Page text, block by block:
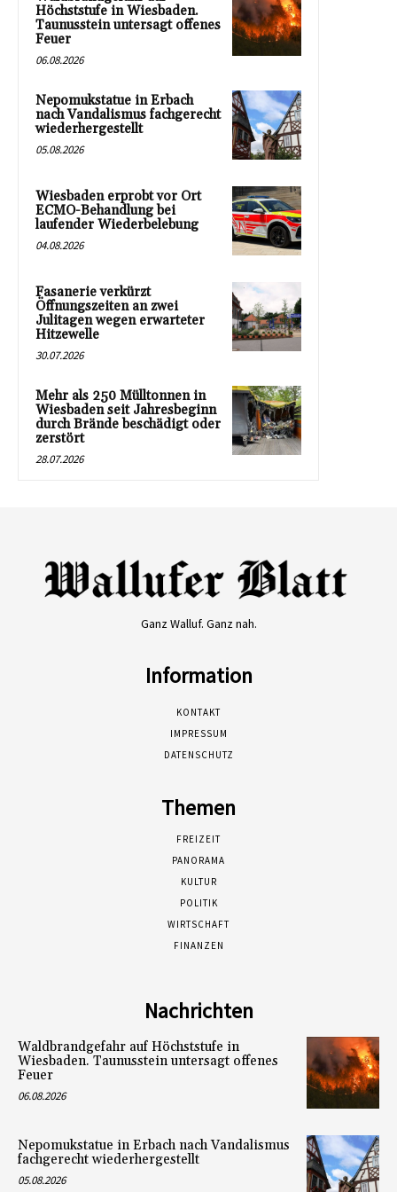
Höchststufe in Wiesbaden.
Taunusstein untersagt offenes
Feuer
06.08.2026
Nepomukstatue in Erbach
nach Vandalismus fachgerecht
wiederhergestellt
05.08.2026
Wiesbaden erprobt vor Ort
ECMO-Behandlung bei
laufender Wiederbelebung
04.08.2026
Fasanerie verkürzt
Öffnungszeiten an zwei
Julitagen wegen erwarteter
Hitzewelle
30.07.2026
Mehr als 250 Mülltonnen in
Wiesbaden seit Jahresbeginn
durch Brände beschädigt oder
zerstört
28.07.2026
Ganz Walluf. Ganz nah.
Information
KONTAKT
IMPRESSUM
DATENSCHUTZ
Themen
FREIZEIT
PANORAMA
KULTUR
POLITIK
WIRTSCHAFT
FINANZEN
Nachrichten
Waldbrandgefahr auf Höchststufe in
Wiesbaden. Taunusstein untersagt offenes
Feuer
06.08.2026
Nepomukstatue in Erbach nach Vandalismus
fachgerecht wiederhergestellt
05.08.2026